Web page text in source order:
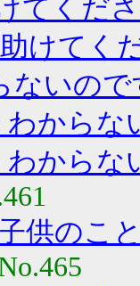
てくだ
助けてく
ないので
わからな
わからな
供のこ